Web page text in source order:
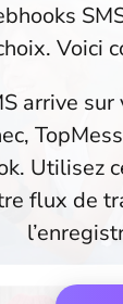
Voici
arrive
Utilisez
flux de